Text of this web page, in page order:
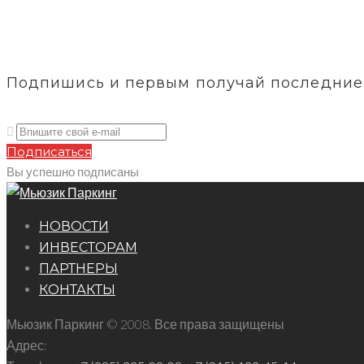
Подпишись и первым получай последние
Подписаться
Вы успешно подписаны
НОВОСТИ
ИНВЕСТОРАМ
ПАРТНЕРЫ
КОНТАКТЫ
Мьюзик Паркинг © 2008. Все права защищены
Адрес: